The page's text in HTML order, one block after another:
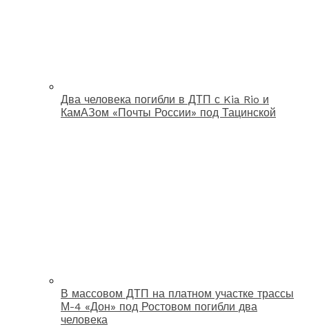
Два человека погибли в ДТП с Kia Rio и
КамАЗом «Почты России» под Тацинской
В массовом ДТП на платном участке трассы
М-4 «Дон» под Ростовом погибли два
человека